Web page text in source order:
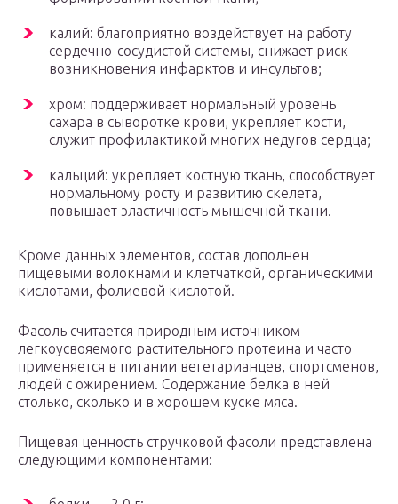
калий: благоприятно воздействует на работу
сердечно-сосудистой системы, снижает риск
возникновения инфарктов и инсультов;
хром: поддерживает нормальный уровень
сахара в сыворотке крови, укрепляет кости,
служит профилактикой многих недугов сердца;
кальций: укрепляет костную ткань, способствует
нормальному росту и развитию скелета,
повышает эластичность мышечной ткани.
Кроме данных элементов, состав дополнен
пищевыми волокнами и клетчаткой, органическими
кислотами, фолиевой кислотой.
Фасоль считается природным источником
легкоусвояемого растительного протеина и часто
применяется в питании вегетарианцев, спортсменов,
людей с ожирением. Содержание белка в ней
столько, сколько и в хорошем куске мяса.
Пищевая ценность стручковой фасоли представлена
следующими компонентами: